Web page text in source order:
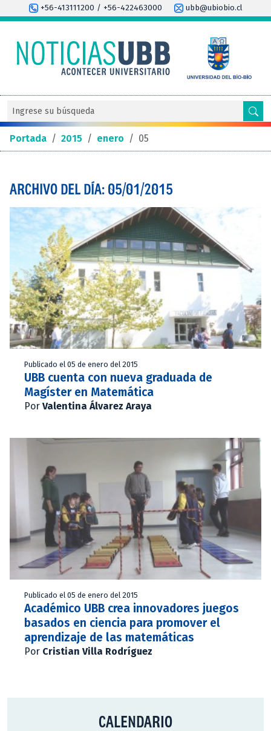
+56-413111200 / +56-422463000 ubb@ubiobio.cl
Portada / 2015 / enero / 05
ARCHIVO DEL DÍA: 05/01/2015
Publicado el 05 de enero del 2015
UBB cuenta con nueva graduada de
Magíster en Matemática
Por Valentina Álvarez Araya
Publicado el 05 de enero del 2015
Académico UBB crea innovadores juegos
basados en ciencia para promover el
aprendizaje de las matemáticas
Por Cristian Villa Rodríguez
CALENDARIO